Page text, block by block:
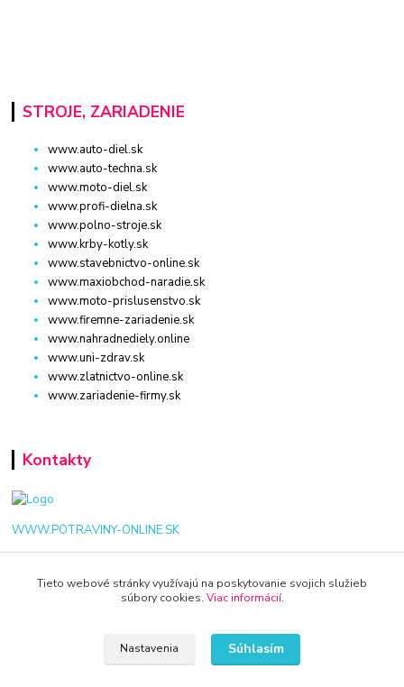
STROJE, ZARIADENIE
www.auto-diel.sk
www.auto-techna.sk
www.moto-diel.sk
www.profi-dielna.sk
www.polno-stroje.sk
www.krby-kotly.sk
www.stavebnictvo-online.sk
www.maxiobchod-naradie.sk
www.moto-prislusenstvo.sk
www.firemne-zariadenie.sk
www.nahradnediely.online
www.uni-zdrav.sk
www.zlatnictvo-online.sk
www.zariadenie-firmy.sk
Kontakty
WWW.POTRAVINY-ONLINE.SK
+421 940 949 000
Tieto webové stránky využívajú na poskytovanie svojich služieb
súbory cookies. Viac informácií.
Nastavenia Súhlasím